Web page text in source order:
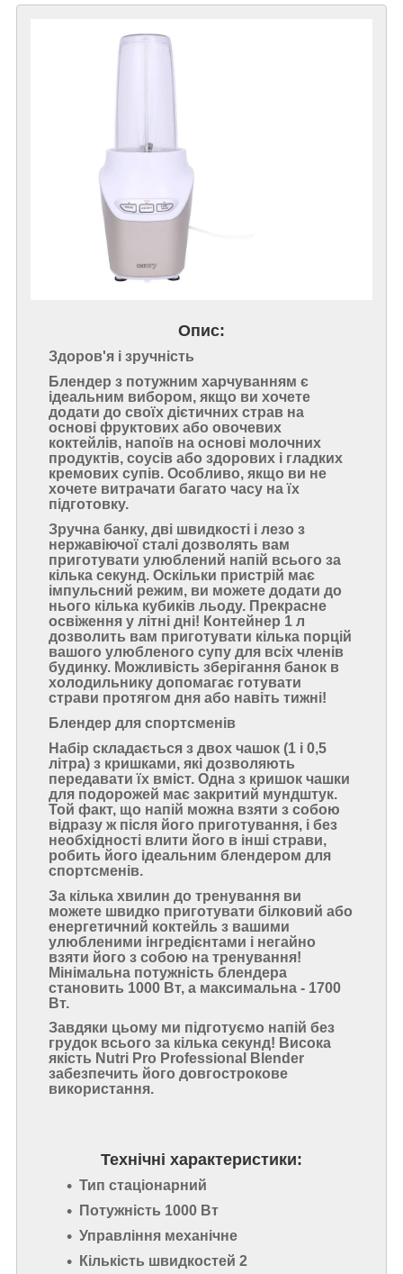
Опис:
Здоров'я і зручність
Блендер з потужним харчуванням є
ідеальним вибором, якщо ви хочете
додати до своїх дієтичних страв на
основі фруктових або овочевих
коктейлів, напоїв на основі молочних
продуктів, соусів або здорових і гладких
кремових супів. Особливо, якщо ви не
хочете витрачати багато часу на їх
підготовку.
Зручна банку, дві швидкості і лезо з
нержавіючої сталі дозволять вам
приготувати улюблений напій всього за
кілька секунд. Оскільки пристрій має
імпульсний режим, ви можете додати до
нього кілька кубиків льоду. Прекрасне
освіження у літні дні! Контейнер 1 л
дозволить вам приготувати кілька порцій
вашого улюбленого супу для всіх членів
будинку. Можливість зберігання банок в
холодильнику допомагає готувати
страви протягом дня або навіть тижні!
Блендер для спортсменів
Набір складається з двох чашок (1 і 0,5
літра) з кришками, які дозволяють
передавати їх вміст. Одна з кришок чашки
для подорожей має закритий мундштук.
Той факт, що напій можна взяти з собою
відразу ж після його приготування, і без
необхідності влити його в інші страви,
робить його ідеальним блендером для
спортсменів.
За кілька хвилин до тренування ви
можете швидко приготувати білковий або
енергетичний коктейль з вашими
улюбленими інгредієнтами і негайно
взяти його з собою на тренування!
Мінімальна потужність блендера
становить 1000 Вт, а максимальна - 1700
Вт.
Завдяки цьому ми підготуємо напій без
грудок всього за кілька секунд! Висока
якість Nutri Pro Professional Blender
забезпечить його довгострокове
використання.
Технічні характеристики:
Тип стаціонарний
Потужність 1000 Вт
Управління механічне
Кількість швидкостей 2